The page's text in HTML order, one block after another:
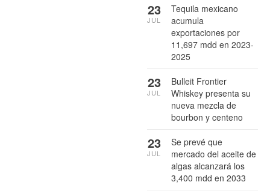
Tequila mexicano
acumula
exportaciones por
11,697 mdd en 2023-
2025
23
JUL
Bulleit Frontier
Whiskey presenta su
nueva mezcla de
bourbon y centeno
23
JUL
Se prevé que
mercado del aceite de
algas alcanzará los
3,400 mdd en 2033
23
JUL